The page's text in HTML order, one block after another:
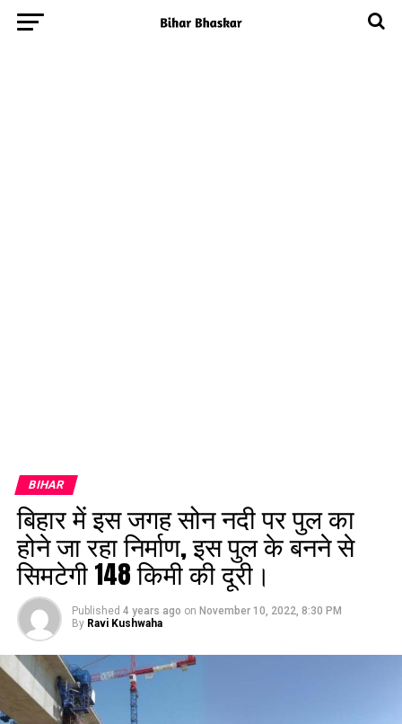
BIHAR
बिहार में इस जगह सोन नदी पर पुल का
होने जा रहा निर्माण, इस पुल के बनने से
सिमटेगी 148 किमी की दूरी।
Published 4 years ago on November 10, 2022, 8:30 PM
By Ravi Kushwaha